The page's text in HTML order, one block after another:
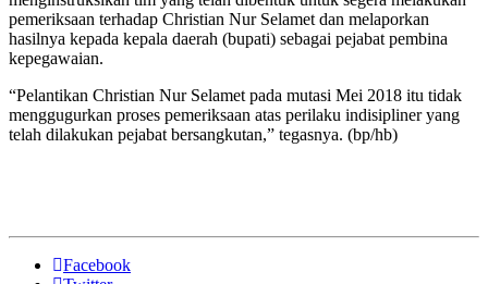
pemeriksaan terhadap Christian Nur Selamet dan melaporkan
hasilnya kepada kepala daerah (bupati) sebagai pejabat pembina
kepegawaian.
“Pelantikan Christian Nur Selamet pada mutasi Mei 2018 itu tidak
menggugurkan proses pemeriksaan atas perilaku indisipliner yang
telah dilakukan pejabat bersangkutan,” tegasnya. (bp/hb)
Facebook